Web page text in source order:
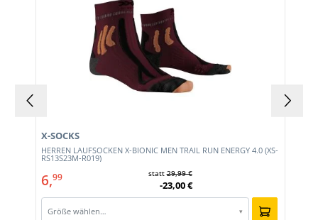
HERREN LAUFSOCKEN X-BIONIC MEN TRAIL RUN ENERGY 4.0 (XS-
RS13S23M-R019)
X-SOCKS
6,99 statt29,99 €
-23,00 €
Größe wählen… ▾